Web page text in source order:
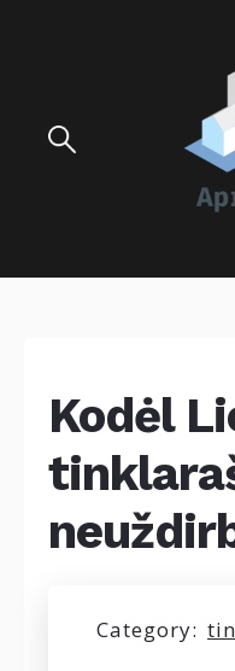
Kodėl
Category: